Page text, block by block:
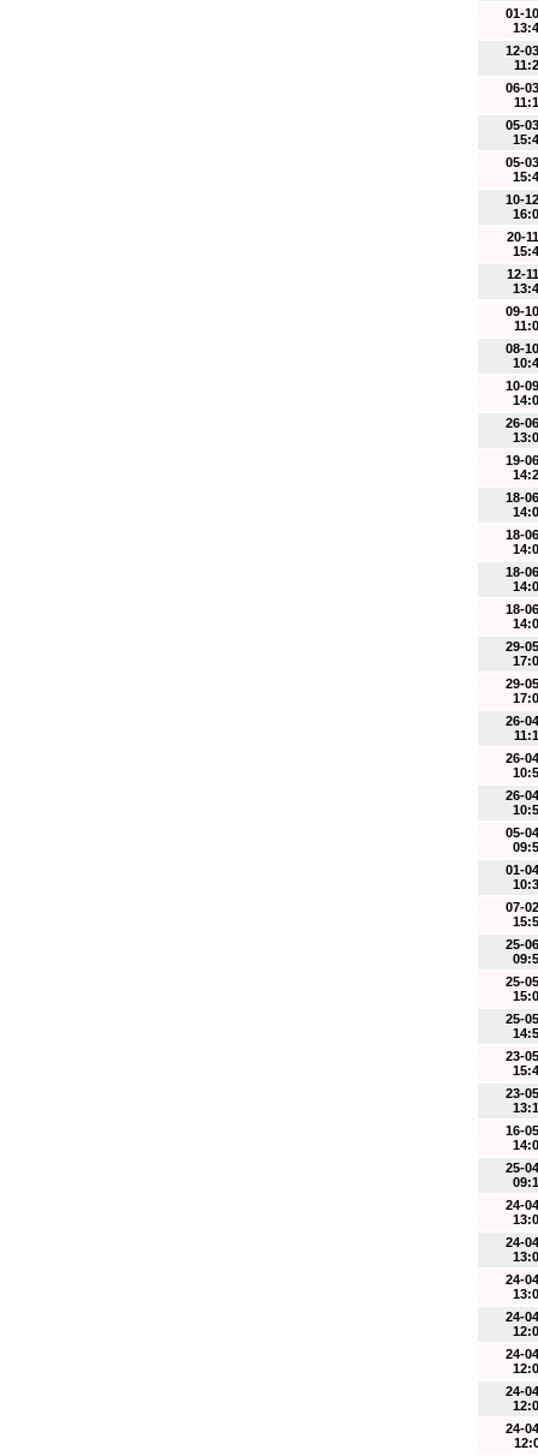
01-
12-
06-
05-
05-
10-
20-
12-
09-
08-
10-
26-
19-
18-
18-
18-
18-
29-
29-
26-
26-
26-
05-
01-
07-
25-
25-
25-
23-
23-
16-
25-
24-
24-
24-
24-
24-
24-
24-